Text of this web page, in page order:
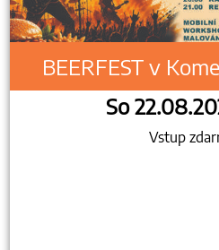
BEERFEST v
So
Vstup